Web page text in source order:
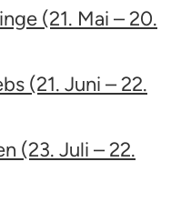
(21. Mai – 20.
(21. Juni – 22.
(23. Juli – 22.